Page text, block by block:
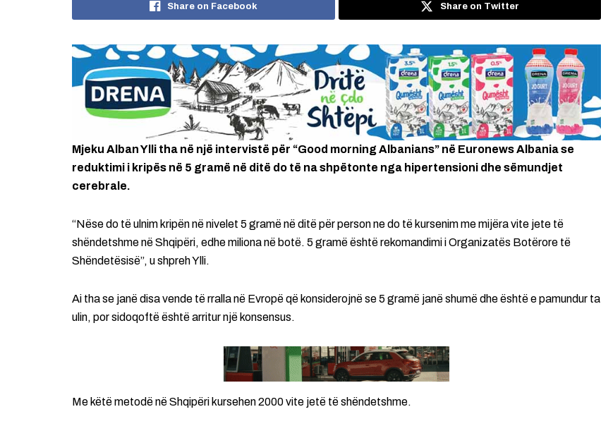
Share on Facebook Share on Twitter
Mjeku Alban Ylli tha në një intervistë për “Good morning Albanians” në Euronews Albania se
reduktimi i kripës në 5 gramë në ditë do të na shpëtonte nga hipertensioni dhe sëmundjet
cerebrale.
“Nëse do të ulnim kripën në nivelet 5 gramë në ditë për person ne do të kursenim me mijëra vite jete të
shëndetshme në Shqipëri, edhe miliona në botë. 5 gramë është rekomandimi i Organizatës Botërore të
Shëndetësisë”, u shpreh Ylli.
Ai tha se janë disa vende të rralla në Evropë që konsiderojnë se 5 gramë janë shumë dhe është e pamundur ta
ulin, por sidoqoftë është arritur një konsensus.
Me këtë metodë në Shqipëri kursehen 2000 vite jetë të shëndetshme.